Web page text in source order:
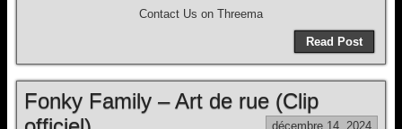
Contact Us on Threema
Read Post
Fonky Family – Art de rue (Clip
décembre 14, 2024